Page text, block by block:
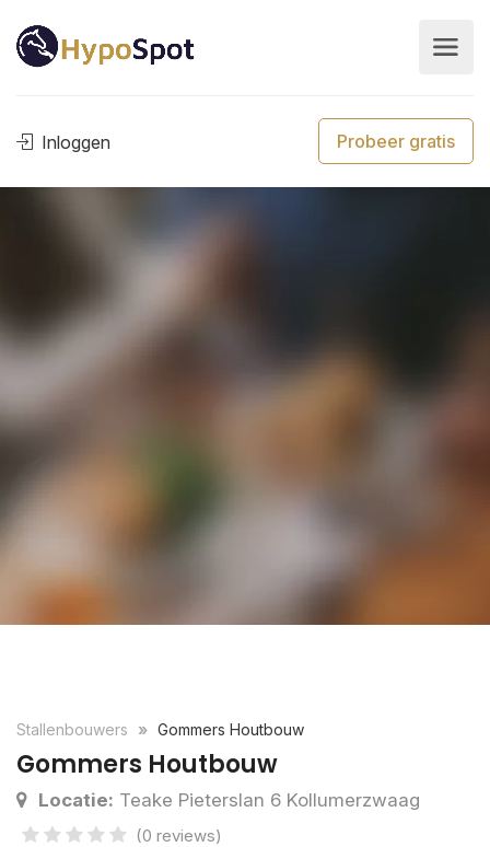
Inloggen Probeer gratis
Stallenbouwers Gommers Houtbouw
Gommers Houtbouw
Locatie: Teake Pieterslan 6 Kollumerzwaag
(0 reviews)